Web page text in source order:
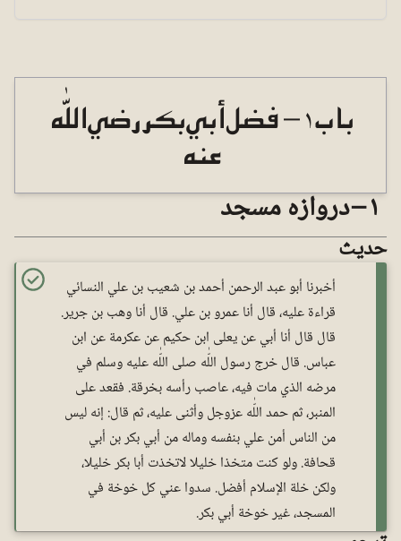
باب ١ – فضل أبي بكر رضي اللّٰه
عنه
١ – دروازہ مسجد
حدیث
أخبرنا أبو عبد الرحمن أحمد بن شعيب بن علي النسائي
قراءة عليه، قال أنا عمرو بن علي. قال أنا وهب بن جرير.
قال قال أنا أبي عن يعلى ابن حكيم عن عكرمة عن ابن
عباس. قال خرج رسول اللّٰه صلى اللّٰه عليه وسلم في
مرضه الذي مات فيه، عاصب رأسه بخرقة. فقعد على
المنبر، ثم حمد اللّٰه عزوجل وأثنى عليه، ثم قال: إنه ليس
من الناس أمن علي بنفسه وماله من أبي بكر بن أبي
قحافة. ولو كنت متخذا خليلا لاتخذت أبا بكر خليلا،
ولكن خلة الإسلام أفضل. سدوا عني كل خوخة في
المسجد، غير خوخة أبي بكر.